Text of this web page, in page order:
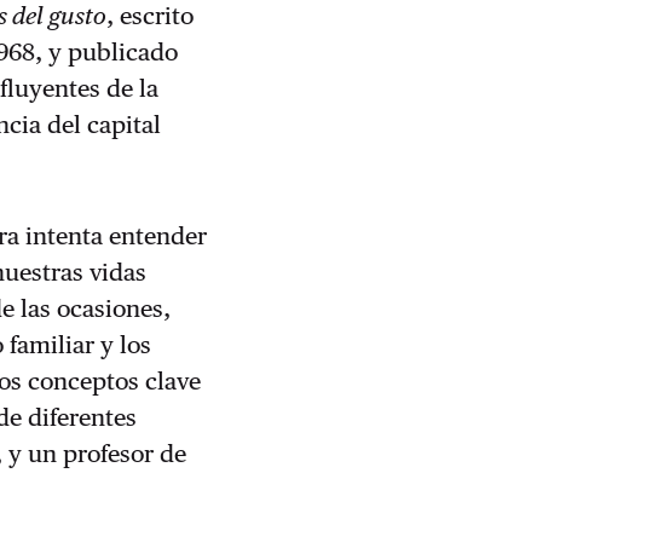
del gusto, escrito
y publicado
de la
del capital
intenta entender
vidas
las ocasiones,
familiar y los
conceptos clave
diferentes
y un profesor de